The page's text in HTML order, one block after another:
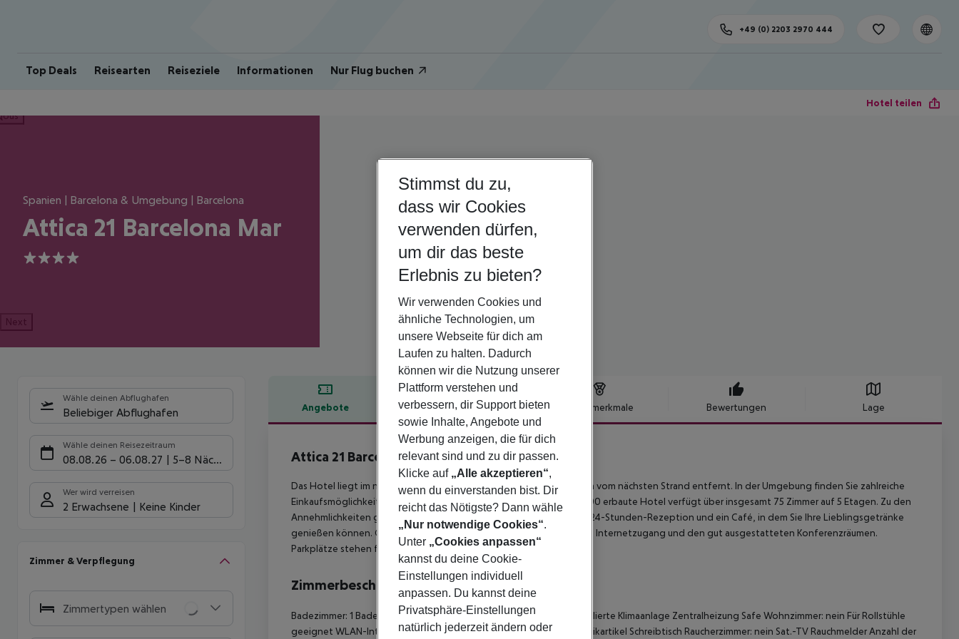
Top Deals Reisearten Reiseziele Informationen Nur Flug buchen
+49 (0) 2203 2970 444
Hotel teilen
Spanien | Barcelona & Umgebung | Barcelona
Attica 21 Barcelona Mar
4
Next
Wähle deinen Abflughafen
Beliebiger Abflughafen
Wähle deinen Reisezeitraum
08.08.26 – 06.08.27 5-8 Nächte
Wer wird verreisen
2 Erwachsene Keine Kinder
Zimmer & Verpflegung
Zimmertypen wählen
Angebote Hotelbeschreibung Hotelmerkmale Bewertungen Lage
Hotelbeschreibung
Attica 21 Barcelona Mar
4
Das Hotel liegt im neuen Viertel Diagonal Mar in Barcelona, nur 200 m vom nächsten Strand entfernt. In der Umgebung finden Sie zahlreiche
Einkaufsmöglichkeiten und Unterhaltungsangebote. Das im Jahr 2000 erbaute Hotel verfügt über insgesamt 75 Zimmer auf 5 Etagen. Zu den
Annehmlichkeiten gehören ein elegantes Foyer mit Aufzügen, eine 24-Stunden-Rezeption und ein Café, in dem Sie Ihre Lieblingsgetränke
genießen können. Geschäftsreisende profitieren vom hoteleigenen Internetzugang und den gut ausgestatteten Konferenzräumen.
Parkplätze stehen für Gäste mit Auto zur Verfügung.
Zimmerbeschreibung
Badezimmer: 1 Badewanne Haartrockner Minikühlschrank Zentral regulierte Klimaanlage Zentralheizung Safe Wohnzimmer: nein Für Rollstühle
geeignet WLAN-Internetzugang Wiege auf Bestellung: nein Kosmetikartikel Schreibtisch Raucherzimmer: nein Sat.-TV Rauchmelder Anzahl der
Stimmst du zu,
dass wir Cookies
verwenden dürfen,
um dir das beste
Erlebnis zu bieten?
Wir verwenden Cookies und
ähnliche Technologien, um
unsere Webseite für dich am
Laufen zu halten. Dadurch
können wir die Nutzung unserer
Plattform verstehen und
verbessern, dir Support bieten
sowie Inhalte, Angebote und
Werbung anzeigen, die für dich
relevant sind und zu dir passen.
Klicke auf „Alle akzeptieren“,
wenn du einverstanden bist. Dir
reicht das Nötigste? Dann wähle
„Nur notwendige Cookies“.
Unter „Cookies anpassen“
kannst du deine Cookie-
Einstellungen individuell
anpassen. Du kannst deine
Privatsphäre-Einstellungen
natürlich jederzeit ändern oder